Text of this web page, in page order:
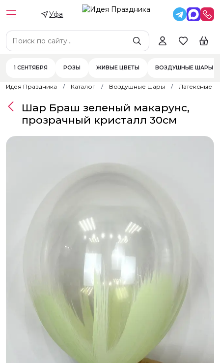
Уфа
1 СЕНТЯБРЯ РОЗЫ ЖИВЫЕ ЦВЕТЫ ВОЗДУШНЫЕ ШАРЫ
Идея Праздника Каталог Воздушные шары Латексные
Шар Браш зеленый макарунс,
прозрачный кристалл 30см